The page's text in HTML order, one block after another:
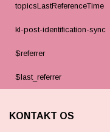
topicsLastReferenceTime
kl-post-identification-sync
$referrer
$last_referrer
KONTAKT OS